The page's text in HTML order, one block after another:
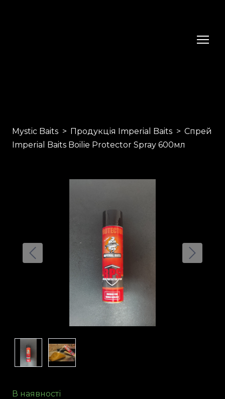
Mystic Baits Продукція Imperial Baits
Спрей
Imperial Baits Boilie Protector Spray 600мл
В наявності